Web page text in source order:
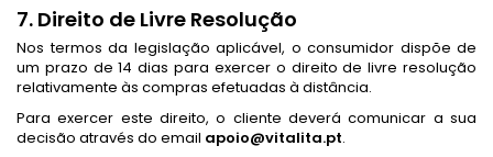
7. Direito de Livre Resolução
Nos termos da legislação aplicável, o consumidor dispõe de
um prazo de 14 dias para exercer o direito de livre resolução
relativamente às compras efetuadas à distância.
Para exercer este direito, o cliente deverá comunicar a sua
decisão através do email apoio@vitalita.pt.